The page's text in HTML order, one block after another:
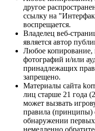
другое
ссылку на
воспрещается.
Владелец веб-
является автор
Любое копирование,
фотографий и/или
принадлежащих
запрещено.
Материалы сайта
лиц старше 21 года
может вызвать
правила (принципы)
обнаружении